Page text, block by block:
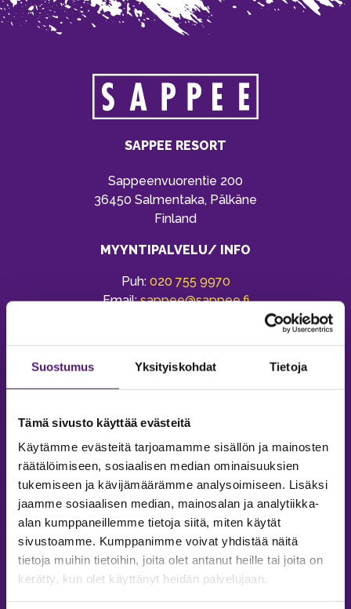
Suostumus Yksityiskohdat Tietoja
Tämä sivusto käyttää evästeitä
Käytämme evästeitä tarjoamamme sisällön ja mainosten
räätälöimiseen, sosiaalisen median ominaisuuksien
tukemiseen ja kävijämäärämme analysoimiseen. Lisäksi
jaamme sosiaalisen median, mainosalan ja analytiikka-
alan kumppaneillemme tietoja siitä, miten käytät
sivustoamme. Kumppanimme voivat yhdistää näitä
tietoja muihin tietoihin, joita olet antanut heille tai joita on
kerätty, kun olet käyttänyt heidän palvelujaan.
SAPPEE RESORT
Sappeenvuorentie 200
36450 Salmentaka, Pälkäne
Finland
MYYNTIPALVELU/ INFO
Puh: 020 755 9970
Email:sappee@sappee.fi
MAJOITUS
Tiedustelut & Varaukset